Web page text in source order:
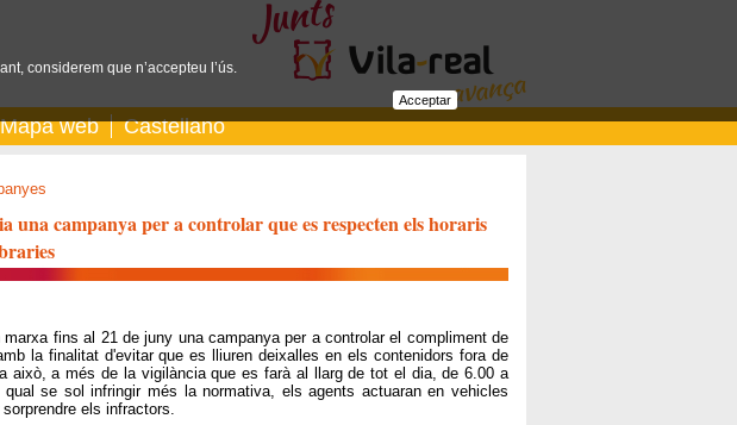
Mapa web Castellano
una campanya per a controlar que es respecten els horaris
marxa fins al 21 de juny una campanya per a controlar el compliment de
la finalitat d'evitar que es lliuren deixalles en els contenidors fora de
això, a més de la vigilància que es farà al llarg de tot el dia, de 6.00 a
se sol infringir més la normativa, els agents actuaran en vehicles
els infractors.
considerem que n’accepteu l’ús.
Acceptar